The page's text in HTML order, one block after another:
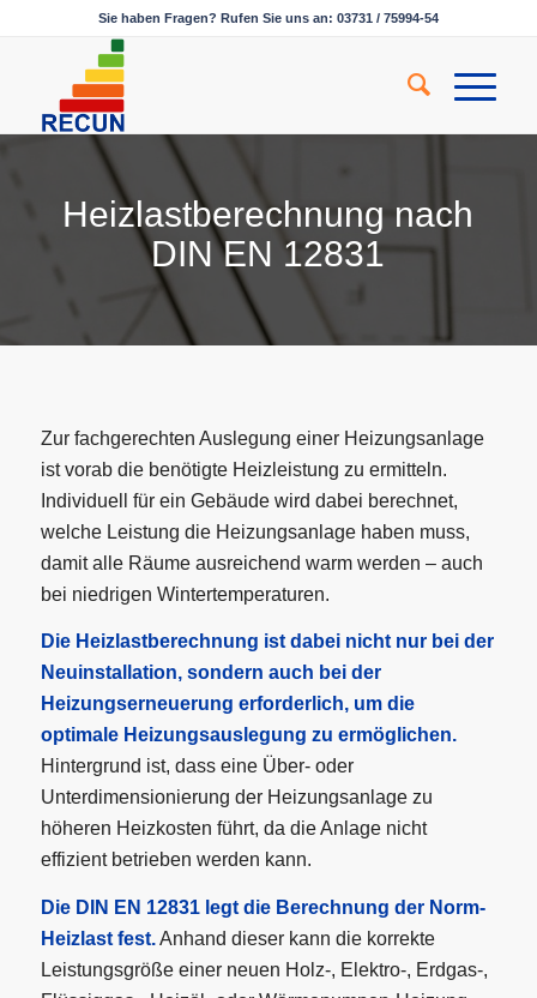
Sie haben Fragen? Rufen Sie uns an: 03731 / 75994-54
Heizlastberechnung nach
DIN EN 12831
Zur fachgerechten Auslegung einer Heizungsanlage
ist vorab die benötigte Heizleistung zu ermitteln.
Individuell für ein Gebäude wird dabei berechnet,
welche Leistung die Heizungsanlage haben muss,
damit alle Räume ausreichend warm werden – auch
bei niedrigen Wintertemperaturen.
Die Heizlastberechnung ist dabei nicht nur bei der
Neuinstallation, sondern auch bei der
Heizungserneuerung erforderlich, um die
optimale Heizungsauslegung zu ermöglichen.
Hintergrund ist, dass eine Über- oder
Unterdimensionierung der Heizungsanlage zu
höheren Heizkosten führt, da die Anlage nicht
effizient betrieben werden kann.
Die DIN EN 12831 legt die Berechnung der Norm-
Heizlast fest.Anhand dieser kann die korrekte
Leistungsgröße einer neuen Holz-, Elektro-, Erdgas-,